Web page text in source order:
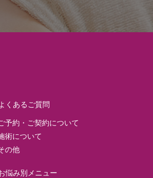
くあるご質問
予約・ご契約について
術について
の他
悩み別メニュー